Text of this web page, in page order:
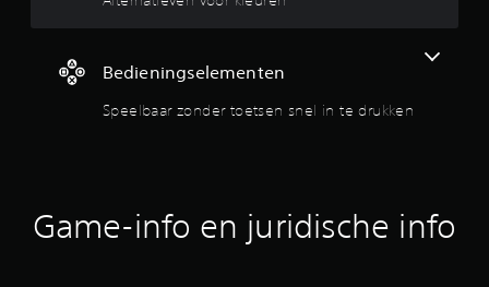
r
e
n
r
u
t
l
e
Bedieningselementen
Speelbaar zonder toetsen snel in te drukken
t
o
n
t
Game-info en juridische info